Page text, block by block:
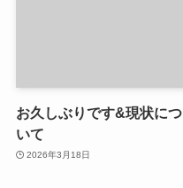
お久しぶりです&現状につ
いて
2026年3月18日